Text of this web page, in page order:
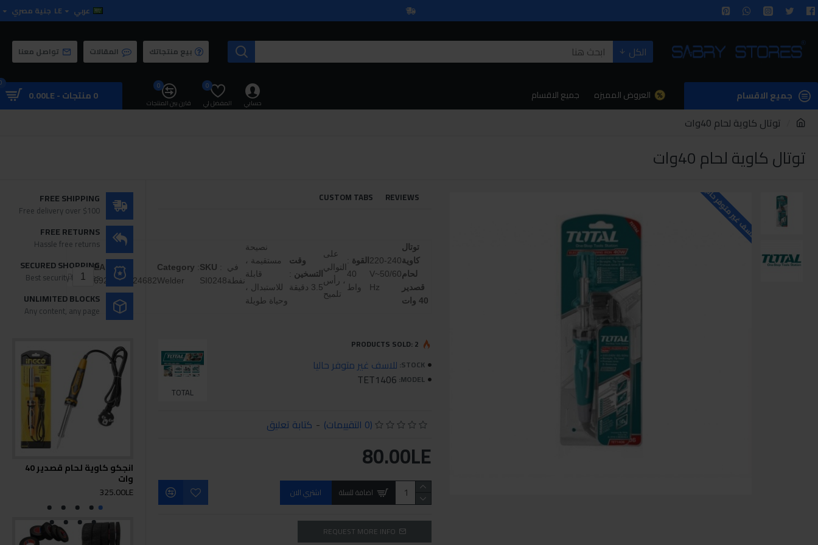
عربي LE جنية مصري
الكل بيع منتجاتك المقالات تواصل معنا
جميع الاقسام العروض المميزه جميع الاقسام
حسابي المفضل لي
0
قارن بين المنتجات
0
0 منتجات - 0.00LE
توتال كاوية لحام 40وات
توتال كاوية لحام 40وات
للاسف غير متوفر حاليا REVIEWS
CUSTOM TABS
توتال
كاوية
لحام
قصدير
40 وات
220-240
V~50/60
Hz
القوة :
40
واط
على
التوالي
، رأس
تلميح
وقت
التسخين :
3.5 دقيقة
نصيحة
مستقيمة ،
قابلة
للاستبدال ،
وحياة طويلة
في
نفطة
SKU :
SI0248
Category :
Welder
EAN
:
6925582124682
STOCK: للاسف غير متوفر حاليا
MODEL:
TET1406
TOTAL
PRODUCTS SOLD: 2
(0 التقييمات) - كتابة تعليق
80.00LE
اضافة للسلة اشتري الان
REQUEST MORE INFO
FREE SHIPPING
Free delivery over $100
FREE RETURNS
Hassle free returns
SECURED SHOPPING
Best security features
UNLIMITED BLOCKS
Any content, any page
انجكو كاوية لحام قصدير 40
وات
325.00LE